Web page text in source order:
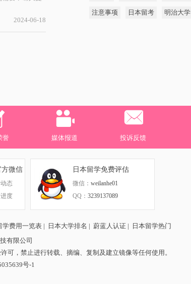
2024-06-18
注意事项 日本留考 明治大学
誉 媒体报道 投诉反馈
微信
态
度
日本留学免费评估
微信： weilanhe01
QQ： 3239137089
学费用一览表 | 日本大学排名 | 蔚蓝人认证 |
日本留学热门
有限公司
，禁止进行转载、摘编、复制及建立镜像等任何使用。
号-1